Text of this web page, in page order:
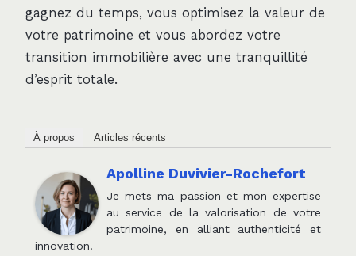
gagnez du temps, vous optimisez la valeur de
votre patrimoine et vous abordez votre
transition immobilière avec une tranquillité
d’esprit totale.
À propos Articles récents
Apolline Duvivier-Rochefort
Je mets ma passion et mon expertise
au service de la valorisation de votre
patrimoine, en alliant authenticité et
innovation.